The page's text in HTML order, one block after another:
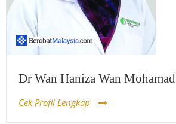
Dr Wan Haniza Wan Mohamad
Cek Profil Lengkap